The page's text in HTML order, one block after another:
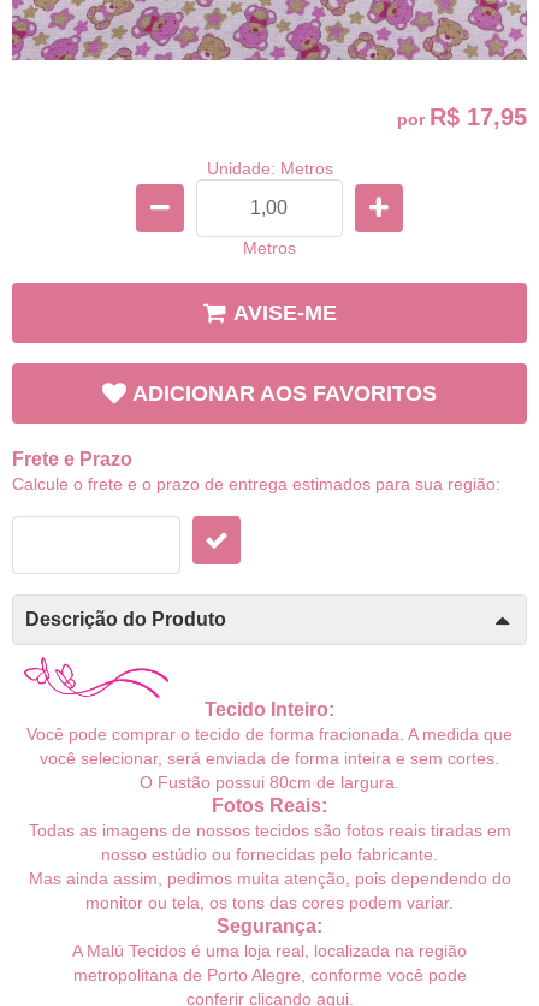
por R$ 17,95
Unidade: Metros
Metros
AVISE-ME
ADICIONAR AOS FAVORITOS
Frete e Prazo
Calcule o frete e o prazo de entrega estimados para sua região:
Descrição do Produto
Tecido Inteiro:
Você pode comprar o tecido de forma fracionada. A medida que
você selecionar, será enviada de forma inteira e sem cortes.
O Fustão possui 80cm de largura.
Fotos Reais:
Todas as imagens de nossos tecidos são fotos reais tiradas em
nosso estúdio ou fornecidas pelo fabricante.
Mas ainda assim, pedimos muita atenção, pois dependendo do
monitor ou tela, os tons das cores podem variar.
Segurança:
A Malú Tecidos é uma loja real, localizada na região
metropolitana de Porto Alegre, conforme você pode
conferir clicando aqui.